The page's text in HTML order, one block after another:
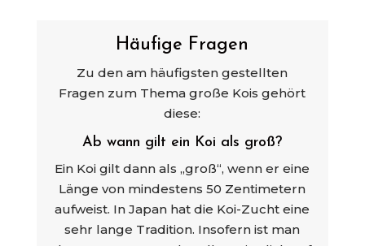
Häufige Fragen
Zu den am häufigsten gestellten
Fragen zum Thema große Kois gehört
diese:
Ab wann gilt ein Koi als groß?
Ein Koi gilt dann als „groß“, wenn er eine
Länge von mindestens 50 Zentimetern
aufweist. In Japan hat die Koi-Zucht eine
sehr lange Tradition. Insofern ist man